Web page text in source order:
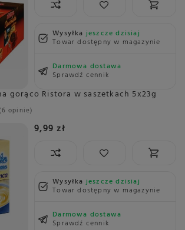
Wysyłkajeszcze dzisiaj
Towar dostępny w magazynie
Darmowa dostawa
Sprawdź cennik
gorąco Ristora w saszetkach 5x23g
6 opinie
9,99 zł
Wysyłkajeszcze dzisiaj
Towar dostępny w magazynie
Darmowa dostawa
Sprawdź cennik